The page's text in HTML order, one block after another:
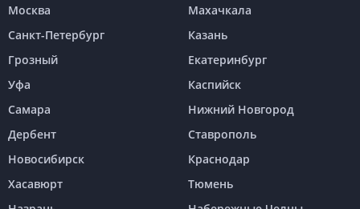
Москва
Махачкала
Санкт-Петербург
Казань
Грозный
Екатеринбург
Уфа
Каспийск
Самара
Нижний Новгород
Дербент
Ставрополь
Новосибирск
Краснодар
Хасавюрт
Тюмень